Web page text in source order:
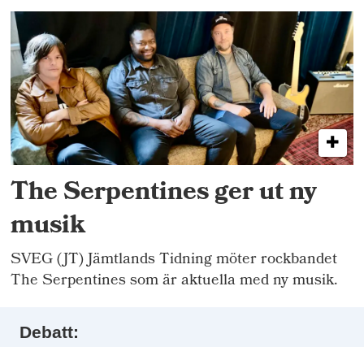
The Serpentines ger ut ny
musik
SVEG (JT) Jämtlands Tidning möter rockbandet
The Serpentines som är aktuella med ny musik.
Debatt: